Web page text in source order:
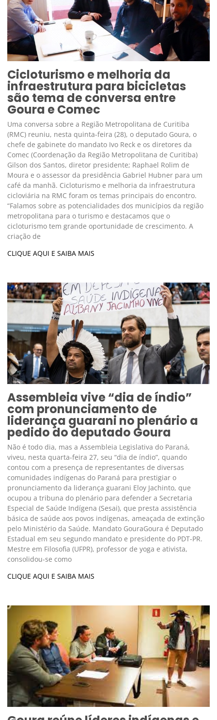
Cicloturismo e melhoria da
infraestrutura para bicicletas
são tema de conversa entre
Goura e Comec
Uma conversa sobre a Região Metropolitana de Curitiba
(RMC) reuniu, nesta quinta-feira (28), o deputado Goura, o
chefe de gabinete do mandato Ivo Reck e os diretores da
Comec (Coordenação da Região Metropolitana de Curitiba)
Gilson dos Santos, diretor presidente; Raphael Rolim de
Moura e o assessor da presidência Gabriel Hubner para um
café da manhã. Cicloturismo e melhoria da infraestrutura
cicloviária na RMC foram os temas principais do encontro.
“Falamos sobre as potencialidades dos municípios da região
metropolitana para o turismo e destacamos que o
cicloturismo tem grande oportunidade de crescimento. A
criação de
CLIQUE AQUI E SAIBA MAIS
Assembleia vive “dia de índio”
com pronunciamento de
liderança guarani no plenário a
pedido do deputado Goura
Não é todo dia, mas a Assembleia Legislativa do Paraná,
viveu, nesta quarta-feira 27, seu “dia de índio”, quando
contou com a presença de representantes de diversas
comunidades indígenas do Paraná para prestigiar o
pronunciamento da liderança guarani Eloy Jachinto, que
ocupou a tribuna do plenário para defender a Secretaria
Especial de Saúde Indígena (Sesai), que presta assistência
básica de saúde aos povos indígenas, ameaçada de extinção
pelo Ministério da Saúde. Mandato GouraGoura é Deputado
Estadual em seu segundo mandato e presidente do PDT-PR.
Mestre em Filosofia (UFPR), professor de yoga e ativista,
consolidou-se como
CLIQUE AQUI E SAIBA MAIS